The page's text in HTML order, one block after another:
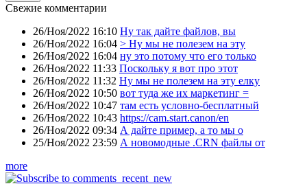
Свежие комментарии
26/Ноя/2022 16:10 Ну так дайте файлов, вы
26/Ноя/2022 16:04 > Ну мы не полезем на эту
26/Ноя/2022 16:04 ну это потому что его только
26/Ноя/2022 11:33 Поскольку я вот про этот
26/Ноя/2022 11:32 Ну мы не полезем на эту елку
26/Ноя/2022 10:50 вот туда же их маркетинг =
26/Ноя/2022 10:47 там есть условно-бесплатный
26/Ноя/2022 10:43 https://cam.start.canon/en
26/Ноя/2022 09:34 А дайте пример, а то мы о
25/Ноя/2022 23:59 А новомодные .CRN файлы от
more